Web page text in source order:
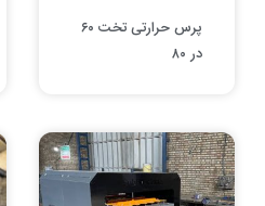
پرس حرارتی تخت ۶۰
در ۸۰